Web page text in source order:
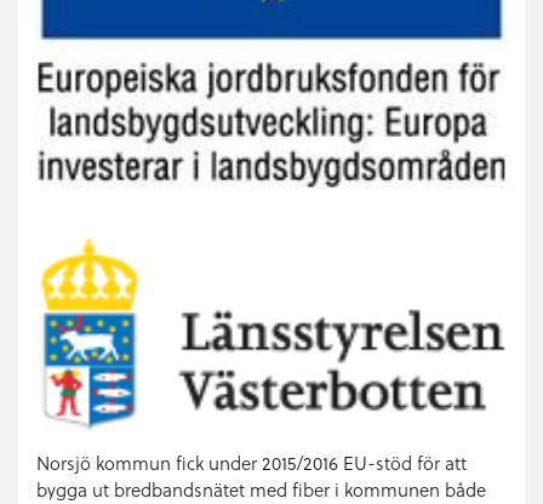
Norsjö kommun fick under 2015/2016 EU-stöd för att
bygga ut bredbandsnätet med fiber i kommunen både